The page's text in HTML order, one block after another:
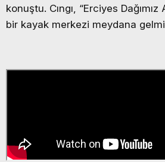
konuştu. Cıngı, “Erciyes
bir kayak merkezi meydana